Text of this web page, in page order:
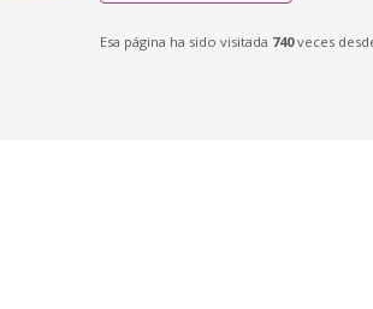
Esa página ha sido visitada 740veces